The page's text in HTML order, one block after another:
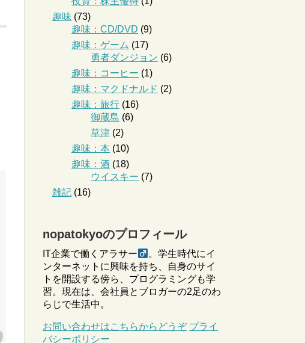
趣味 (73)
趣味：CD/DVD (9)
趣味：ゲーム (17)
勇者ダンジョン (6)
趣味：コーヒー (1)
趣味：マクドナルド (2)
趣味：旅行 (16)
御蔵島 (6)
草津 (2)
趣味：本 (10)
趣味：酒 (18)
ウイスキー (7)
雑記 (16)
nopatokyoのプロフィール
IT企業で働くアラサー
。学生時代にイ
ンターネットに興味を持ち、自身のサイ
トを開設する傍ら、プログラミングも学
習。現在は、会社員とブロガーの2足のわ
らじで生活中。
お問い合わせはこちらからどうぞ プライ
バシーポリシー